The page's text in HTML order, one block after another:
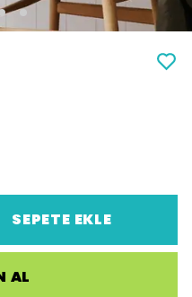
SEPETE EKLE
AL